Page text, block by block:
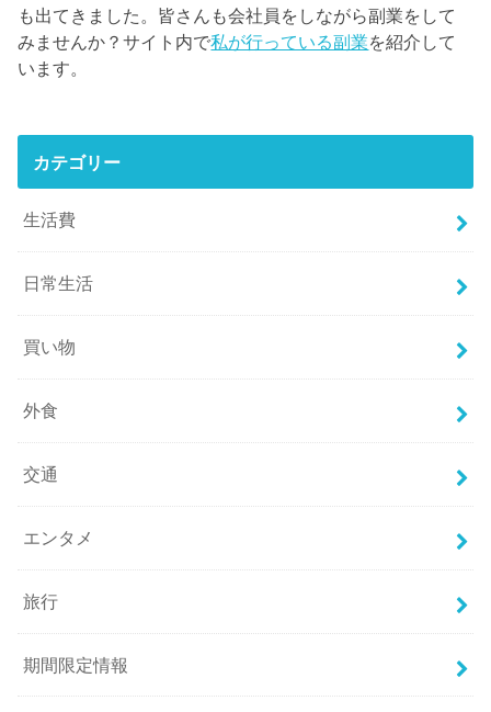
も出てきました。皆さんも会社員をしながら副業をして
みませんか？サイト内で私が行っている副業を紹介して
います。
カテゴリー
生活費
日常生活
買い物
外食
交通
エンタメ
旅行
期間限定情報